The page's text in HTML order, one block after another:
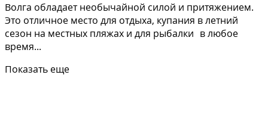
Волга обладает необычайной силой и притяжением.
Это отличное место для отдыха, купания в летний
сезон на местных пляжах и для рыбалки в любое
время...
Показать еще